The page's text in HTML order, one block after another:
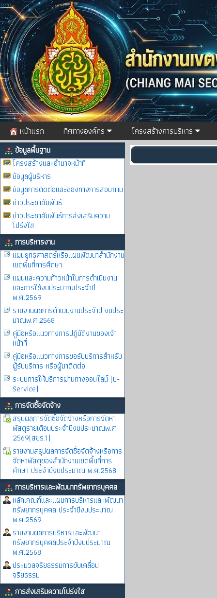
หน้าแรก ทิศทางองค์กร โครงสร้างการบริหาร
ข้อมูลพื้นฐาน
โครงสร้างและอำนาจหน้าที่
ข้อมูลผู้บริหาร
ข้อมูลการติดต่อและช่องทางการสอบถาม
ข่าวประชาสัมพันธ์
ข่าวประชาสัมพันธ์การส่งเสริมความ
โปร่งใส
การบริหารงาน
แผนยุทธศาสตร์หรือแผนพัฒนาสำนักงาน
เขตพื้นที่การศึกษา
แผนและความก้าวหน้าในการดำเนินงาน
และการใช้งบประมาณประจำปี
พ.ศ.2569
รายงานผลการดำเนินงานประจำปี งบประ
มาณพ.ศ.2568
คู่มือหรือแนวทางการปฏิบัติงานของเจ้า
หน้าที่
คู่มือหรือแนวทางการขอรับบริการสำหรับ
ผู้รับบริการ หรือผู้มาติดต่อ
ระบบการให้บริการผ่านทางออนไลน์ (E-
Service)
การจัดซื้อจัดจ้าง
สรุปผลการจัดซื้อจัดจ้างหรือการจัดหา
พัสดุรายเดือนประจำปีงบประมาณพ.ศ.
2569(สขร.1)
รายงานสรุปผลการจัดซื้อจัดจ้างหรือการ
จัดหาพัสดุของสำนักงานเขตพื้นที่การ
ศึกษา ประจำปีงบประมาณ พ.ศ.2568
การบริหารและพัฒนาทรัพยากรบุคคล
หลักเกณฑ์และแผนการบริหารและพัฒนา
ทรัพยากรบุคคล ประจำปีงบประมาณ
พ.ศ.2569
รายงานผลการบริหารและพัฒนา
ทรัพยากรบุคคลประจำปีงบประมาณ
พ.ศ.2568
ประมวลจริยธรรมการขับเคลื่อน
จริยธรรม
การส่งเสริมความโปร่งใส